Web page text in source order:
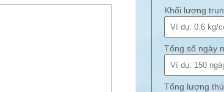
Khối lượng
Tổng số ngày
Tổng lượng